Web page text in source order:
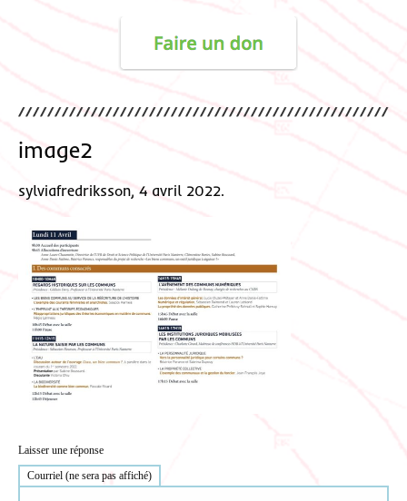
image2
sylviafredriksson, 4 avril 2022.
Laisser une réponse
Courriel (ne sera pas affiché)